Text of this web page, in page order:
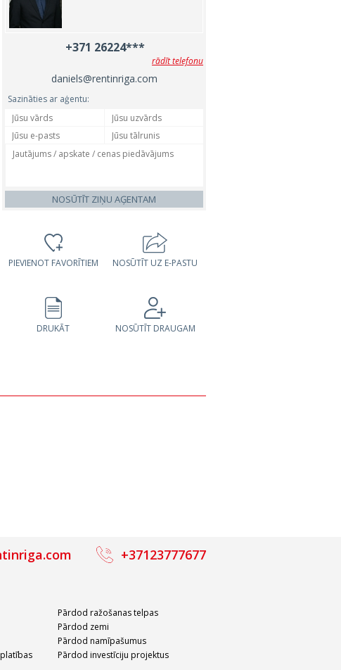
+371 26224***
rādīt telefonu
daniels@rentinriga.com
Sazināties ar aģentu:
NOSŪTĪT ZIŅU AĢENTAM
PIEVIENOT FAVORĪTIEM NOSŪTĪT UZ E-PASTU
DRUKĀT NOSŪTĪT DRAUGAM
+37123777677
Pārdod ražošanas telpas
Pārdod zemi
Pārdod namīpašumus
Pārdod investīciju projektus